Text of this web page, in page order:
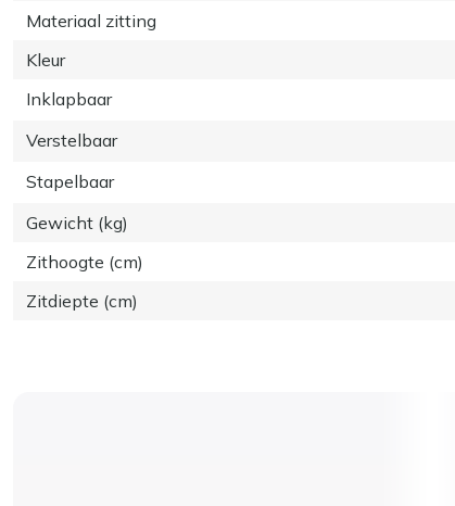
Materiaal zitting
Kleur
Inklapbaar
Verstelbaar
Stapelbaar
Gewicht (kg)
Zithoogte (cm)
Zitdiepte (cm)